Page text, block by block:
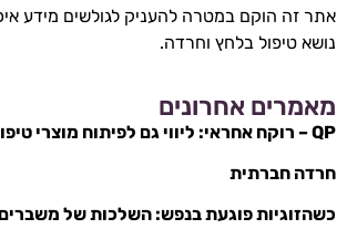
אתר זה הוקם במטרה להעניק לגולשים מידע
נושא טיפול בלחץ וחרדה.
מאמרים אחרונים
QP – רוקח אחראי: ליווי גם לפיתוח מוצרי טיפול בחרדה
חרדה חברתית
כשהזוגיות פוגעת בנפש: השלכות של משברים